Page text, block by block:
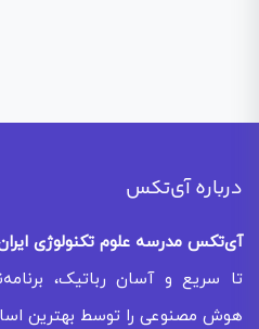
درباره آی‌تکس
آی‌تکس مدرسه علوم تکنولوژی
تا سریع و آسان رباتیک،
هوش مصنوعی را توسط بهترین